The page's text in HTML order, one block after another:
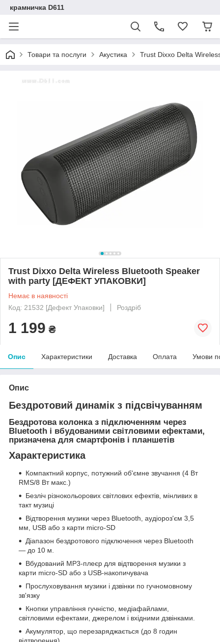
крамничка D611
Товари та послуги Акустика Trust Dixxo Delta
Trust Dixxo Delta Wireless Bluetooth Speaker
with party [ДЕФЕКТ УПАКОВКИ]
Немає в наявності
Код: 21532 [Дефект Упаковки]
Роздріб
1 199 ₴
Опис Характеристики Доставка Оплата Умови
Опис
Бездротовий динамік з підсвічуванням
Бездротова колонка з підключенням через
Bluetooth і вбудованими світловими ефектами,
призначена для смартфонів і планшетів
Характеристика
Компактний корпус, потужний об'ємне звучання (4 Вт
RMS/8 Вт макс.)
Безліч різнокольорових світлових ефектів, мінливих в
такт музиці
Відтворення музики через Bluetooth, аудіороз'єм 3,5
мм, USB або з карти micro-SD
Діапазон бездротового підключення через Bluetooth
— до 10 м.
Вбудований MP3-плеєр для відтворення музики з
карти micro-SD або з USB-накопичувача
Прослуховування музики і дзвінки по гучномовному
зв'язку
Кнопки управління гучністю, медіафайлами,
світловими ефектами, джерелом і вхідними дзвінками.
Акумулятор, що перезаряджається (до 8 годин